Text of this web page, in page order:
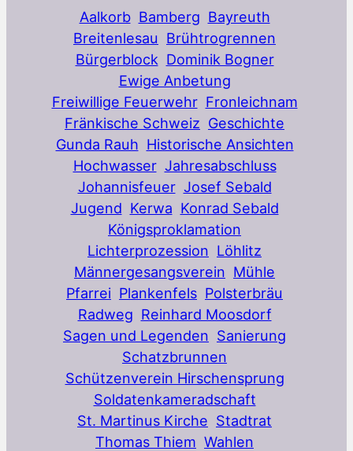
Aalkorb Bamberg Bayreuth
Breitenlesau Brühtrogrennen
Bürgerblock Dominik Bogner
Ewige Anbetung
Freiwillige Feuerwehr Fronleichnam
Fränkische Schweiz Geschichte
Gunda Rauh Historische Ansichten
Hochwasser Jahresabschluss
Johannisfeuer Josef Sebald
Jugend Kerwa Konrad Sebald
Königsproklamation
Lichterprozession Löhlitz
Männergesangsverein Mühle
Pfarrei Plankenfels Polsterbräu
Radweg Reinhard Moosdorf
Sagen und Legenden Sanierung
Schatzbrunnen
Schützenverein Hirschensprung
Soldatenkameradschaft
St. Martinus Kirche Stadtrat
Thomas Thiem Wahlen